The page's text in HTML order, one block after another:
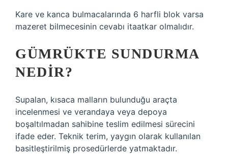
Kare ve kanca bulmacalarında 6 harfli blok varsa
mazeret bilmecesinin cevabı itaatkar olmalıdır.
GÜMRÜKTE SUNDURMA
NEDIR?
Supalan, kısaca malların bulunduğu araçta
incelenmesi ve verandaya veya depoya
boşaltılmadan sahibine teslim edilmesi sürecini
ifade eder. Teknik terim, yaygın olarak kullanılan
basitleştirilmiş prosedürlerde yatmaktadır.